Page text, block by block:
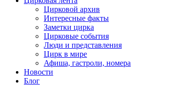
Цирковой архив
Интересные факты
Заметки цирка
Цирковые события
Люди и представления
Цирк в мире
Афиша, гастроли, номера
Новости
Блог